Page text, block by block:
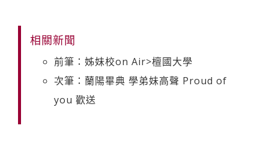
相關新聞
前筆：姊妹校on Air>檀國大學
次筆：蘭陽畢典 學弟妹高聲 Proud of
you 歡送